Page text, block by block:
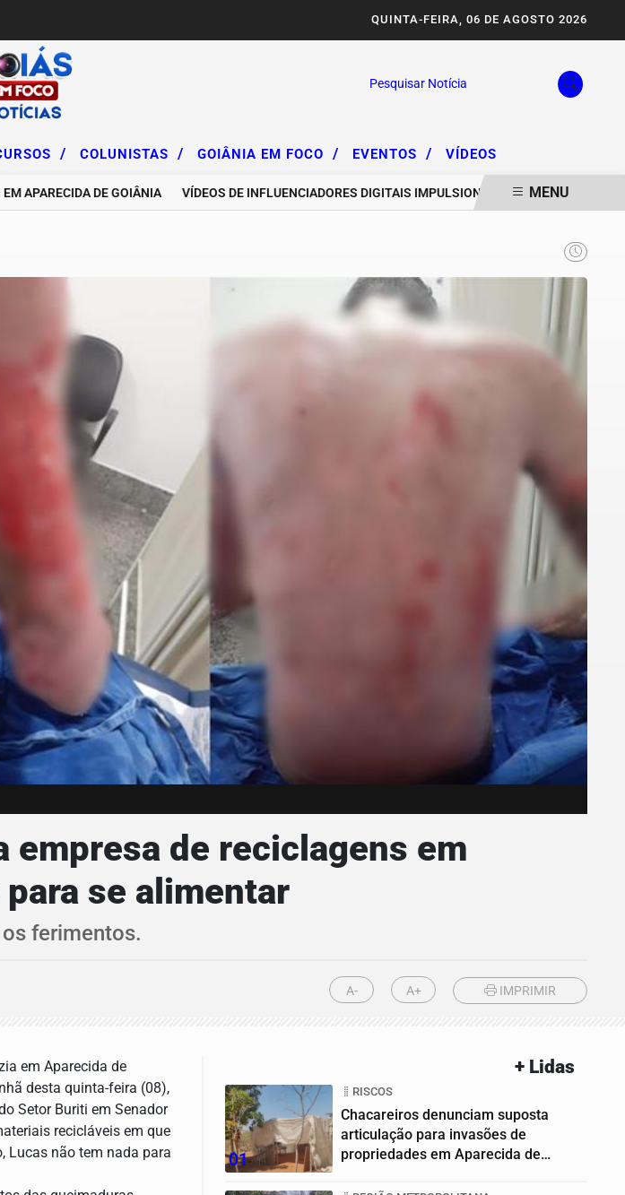
QUINTA-FEIRA, 06 DE AGOSTO 2026
Pesquisar Notícia
/ COLUNISTAS / GOIÂNIA EM FOCO / EVENTOS / VÍDEOS
DE GOIÂNIA VÍDEOS DE INFLUENCIADORES DIGITAIS IMPULSIONAM DEGRADAÇÃO DA SERRA
MENU
empresa de reciclagens em
se alimentar
ferimentos.
A- A+ IMPRIMIR
em Aparecida de
desta quinta-feira (08),
Setor Buriti em Senador
recicláveis em que
Lucas não tem nada para
+ Lidas
01
RISCOS
Chacareiros denunciam suposta
articulação para invasões de
propriedades em Aparecida de